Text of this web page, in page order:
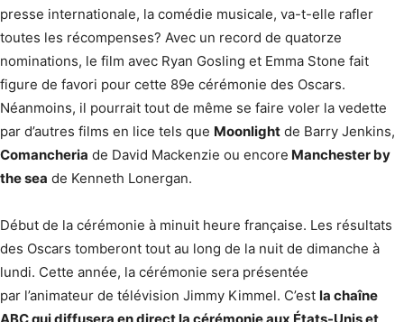
presse internationale, la comédie musicale, va-t-elle rafler
toutes les récompenses? Avec un record de quatorze
nominations, le film avec Ryan Gosling et Emma Stone fait
figure de favori pour cette 89e cérémonie des Oscars.
Néanmoins, il pourrait tout de même se faire voler la vedette
par d’autres films en lice tels que Moonlight de Barry Jenkins,
Comancheria de David Mackenzie ou encore Manchester by
the sea de Kenneth Lonergan.
Début de la cérémonie à minuit heure française. Les résultats
des Oscars tomberont tout au long de la nuit de dimanche à
lundi. Cette année, la cérémonie sera présentée
par l’animateur de télévision Jimmy Kimmel. C’est la chaîne